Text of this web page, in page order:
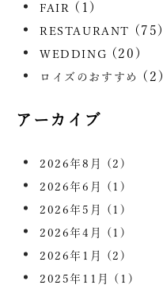
FAIR (1)
RESTAURANT (75)
WEDDING (20)
ロイズのおすすめ (2)
アーカイブ
2026年8月 (2)
2026年6月 (1)
2026年5月 (1)
2026年4月 (1)
2026年1月 (2)
2025年11月 (1)